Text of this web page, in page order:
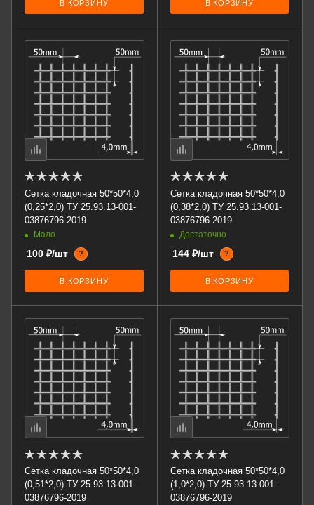
В КОРЗИНУ В КОРЗИНУ
Сетка кладочная 50*50*4,0
(0,25*2,0) ТУ 25.93.13-001-
03876796-2019
Мало
100 ₽/шт ?
В КОРЗИНУ
Сетка кладочная 50*50*4,0
(0,38*2,0) ТУ 25.93.13-001-
03876796-2019
Достаточно
144 ₽/шт ?
В КОРЗИНУ
Сетка кладочная 50*50*4,0
(0,51*2,0) ТУ 25.93.13-001-
03876796-2019
Сетка кладочная 50*50*4,0
(1,0*2,0) ТУ 25.93.13-001-
03876796-2019